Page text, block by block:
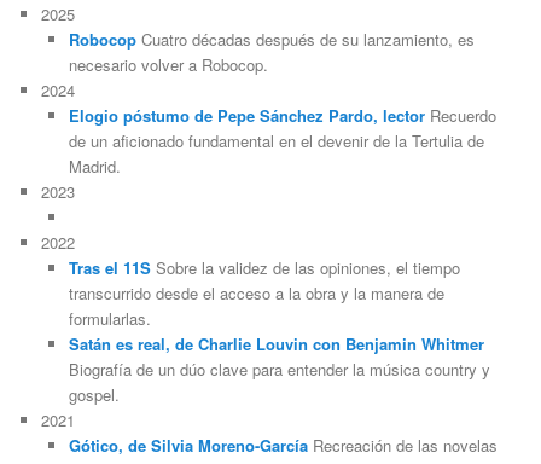
2025
RobocopCuatro décadas después de su lanzamiento, es
necesario volver a Robocop.
2024
Elogio póstumo de Pepe Sánchez Pardo, lectorRecuerdo
de un aficionado fundamental en el devenir de la Tertulia de
Madrid.
2023
2022
Tras el 11SSobre la validez de las opiniones, el tiempo
transcurrido desde el acceso a la obra y la manera de
formularlas.
Satán es real, de Charlie Louvin con Benjamin Whitmer
Biografía de un dúo clave para entender la música country y
gospel.
2021
Gótico, de Silvia Moreno-GarcíaRecreación de las novelas